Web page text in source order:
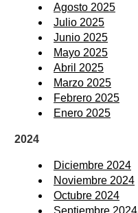
Agosto 2025
Julio 2025
Junio 2025
Mayo 2025
Abril 2025
Marzo 2025
Febrero 2025
Enero 2025
2024
Diciembre 2024
Noviembre 2024
Octubre 2024
Septiembre 2024